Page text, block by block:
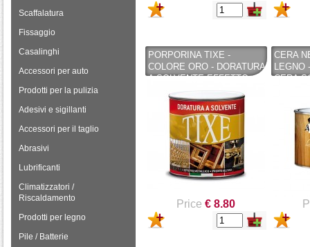
Scaffalatura
Fissaggio
Casalinghi
Accessori per auto
Prodotti per la pulizia
Adesivi e sigillanti
Accessori per il taglio
Abrasivi
Lubrificanti
Climatizzatori /
Riscaldamento
Prodotti per legno
Pile / Batterie
PORPORINA TIXE -
COLORE ORO - DORATURA
A SOLVENTE EFFETTO
METALLICO - PRONTO
ALL'USO
Price € 8.80
CERA
LEGNO
CERA